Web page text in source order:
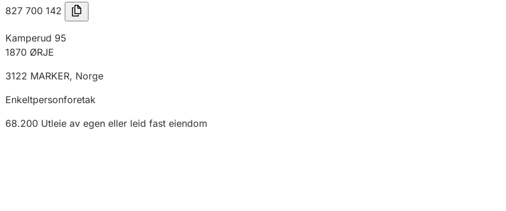
827 700 142
Kamperud 95
1870 ØRJE
3122 MARKER, Norge
Enkeltpersonforetak
68.200 Utleie av egen eller leid fast eiendom